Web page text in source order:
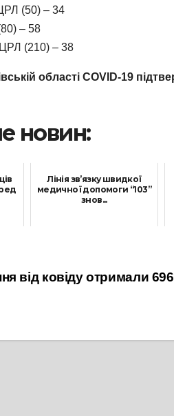
(50) – 34
– 58
ЦРЛ (210) – 38
області COVID-19
новин:
Лінія зв’язку швидкої
медичної допомоги “103”
знов...
від ковіду отримали